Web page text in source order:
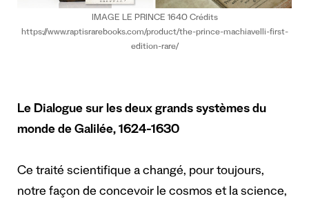
IMAGE LE PRINCE 1640 Crédits
https://www.raptisrarebooks.com/product/the-prince-machiavelli-first-
edition-rare/
Le Dialogue sur les deux grands systèmes du
monde de Galilée, 1624-1630
Ce traité scientifique a changé, pour toujours,
notre façon de concevoir le cosmos et la science,